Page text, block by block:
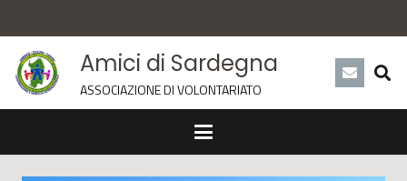
Amici di Sardegna
ASSOCIAZIONE DI VOLONTARIATO